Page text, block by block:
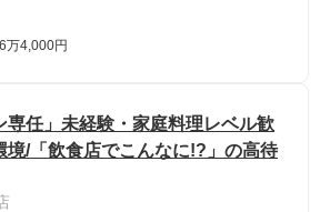
万4,000円
専任」未経験・家庭料理レベル歓
境/「飲食店でこんなに!?」の高待